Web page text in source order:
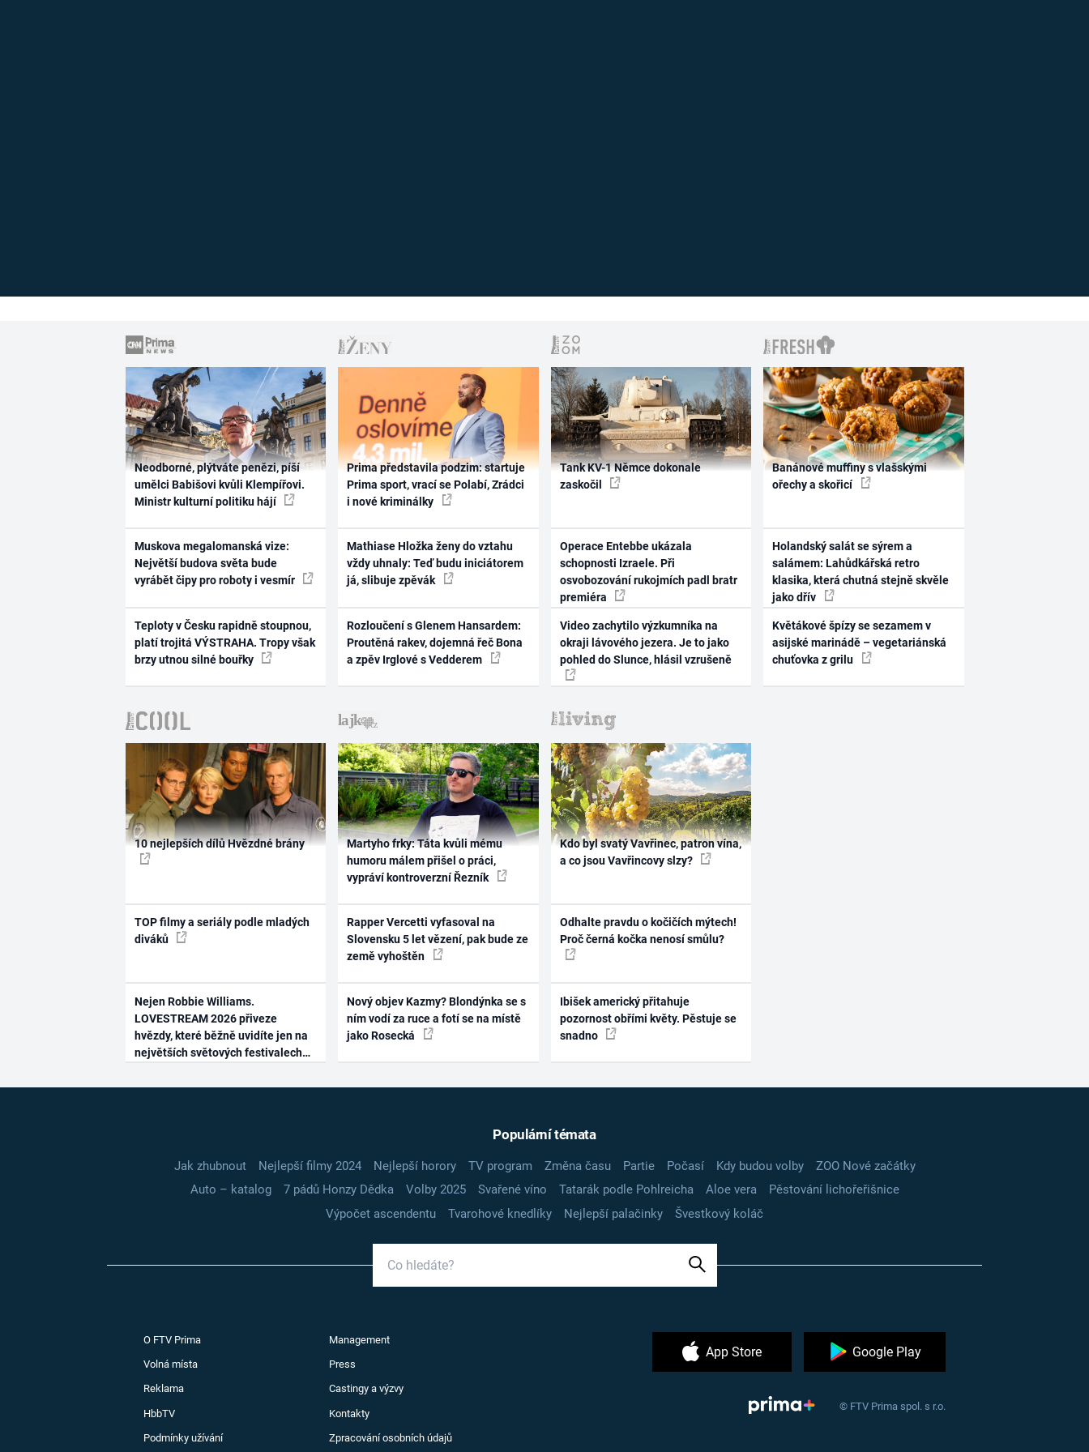
Neodborné, plýtváte penězi, píší
umělci Babišovi kvůli Klempířovi.
Ministr kulturní politiku hájí
Muskova megalomanská vize:
Největší budova světa bude
vyrábět čipy pro roboty i vesmír
Teploty v Česku rapidně stoupnou,
platí trojitá VÝSTRAHA. Tropy však
brzy utnou silné bouřky
Prima představila podzim: startuje
Prima sport, vrací se Polabí, Zrádci
i nové kriminálky
Mathiase Hložka ženy do vztahu
vždy uhnaly: Teď budu iniciátorem
já, slibuje zpěvák
Rozloučení s Glenem Hansardem:
Proutěná rakev, dojemná řeč Bona
a zpěv Irglové s Vedderem
Tank KV-1 Němce dokonale
zaskočil
Operace Entebbe ukázala
schopnosti Izraele. Při
osvobozování rukojmích padl bratr
premiéra
Video zachytilo výzkumníka na
okraji lávového jezera. Je to jako
pohled do Slunce, hlásil vzrušeně
Banánové muffiny s vlašskými
ořechy a skořicí
Holandský salát se sýrem a
salámem: Lahůdkářská retro
klasika, která chutná stejně skvěle
jako dřív
Květákové špízy se sezamem v
asijské marinádě – vegetariánská
chuťovka z grilu
10 nejlepších dílů Hvězdné brány
TOP filmy a seriály podle mladých
diváků
Nejen Robbie Williams.
LOVESTREAM 2026 přiveze
hvězdy, které běžně uvidíte jen na
největších světových festivalech
Martyho frky: Táta kvůli mému
humoru málem přišel o práci,
vypráví kontroverzní Řezník
Rapper Vercetti vyfasoval na
Slovensku 5 let vězení, pak bude ze
země vyhoštěn
Nový objev Kazmy? Blondýnka se s
ním vodí za ruce a fotí se na místě
jako Rosecká
Kdo byl svatý Vavřinec, patron vína,
a co jsou Vavřincovy slzy?
Odhalte pravdu o kočičích mýtech!
Proč černá kočka nenosí smůlu?
Ibišek americký přitahuje
pozornost obřími květy. Pěstuje se
snadno
Populární témata
Jak zhubnout Nejlepší filmy 2024 Nejlepší horory TV program Změna času Partie Počasí Kdy budou volby
ZOO Nové začátky
Auto – katalog
7 pádů Honzy Dědka Volby 2025 Svařené víno Tatarák podle Pohlreicha Aloe vera
Pěstování lichořeřišnice
Výpočet ascendentu
Tvarohové knedlíky Nejlepší palačinky Švestkový koláč
O FTV Prima Management
Volná místa Press
Reklama Castingy a výzvy
HbbTV Kontakty
Podmínky užívání Zpracování osobních údajů
App Store Google Play
© FTV Prima spol. s r.o.